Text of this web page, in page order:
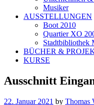
Musiker
AUSSTELLUNGEN
Boot 2010
Quartier XO
Stadtbibliothek
BÜCHER &
KURSE
Ausschnitt
22. Januar 2021 by Thomas